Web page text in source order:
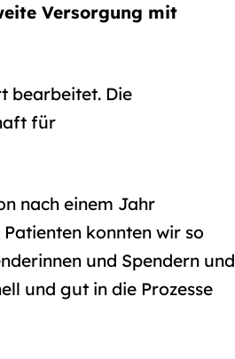
Versorgung mit
bearbeitet. Die
für
nach einem Jahr
konnten wir so
und Spendern und
und gut in die Prozesse